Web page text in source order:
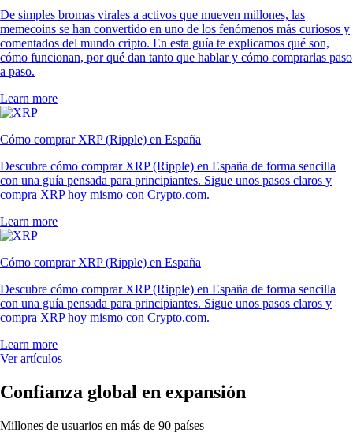
De simples bromas virales a activos que mueven millones, las
memecoins se han convertido en uno de los fenómenos más curiosos y
comentados del mundo cripto. En esta guía te explicamos qué son,
cómo funcionan, por qué dan tanto que hablar y cómo comprarlas paso
a paso.
Learn more
Cómo comprar XRP (Ripple) en España
Descubre cómo comprar XRP (Ripple) en España de forma sencilla
con una guía pensada para principiantes. Sigue unos pasos claros y
compra XRP hoy mismo con Crypto.com.
Learn more
Cómo comprar XRP (Ripple) en España
Descubre cómo comprar XRP (Ripple) en España de forma sencilla
con una guía pensada para principiantes. Sigue unos pasos claros y
compra XRP hoy mismo con Crypto.com.
Learn more
Ver artículos
Confianza global en expansión
Millones de usuarios en más de 90 países